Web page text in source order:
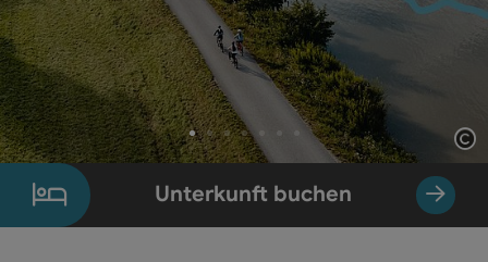
Element 1 von 7
Unterkunft buchen